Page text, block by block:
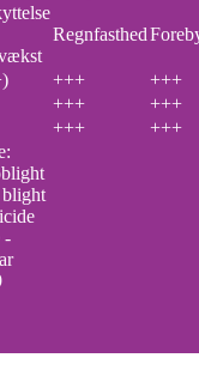
Regnfasthed
+++ +++
+++ +++
+++ +++
-